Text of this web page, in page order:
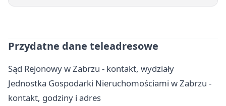
Przydatne dane teleadresowe
Sąd Rejonowy w Zabrzu - kontakt, wydziały
Jednostka Gospodarki Nieruchomościami w Zabrzu -
kontakt, godziny i adres